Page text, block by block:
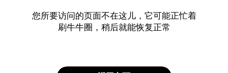
您所要访问的页面不在这儿，它可能正忙着
刷牛牛圈，稍后就能恢复正常